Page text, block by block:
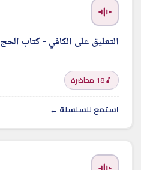
التعليق على الكافي - كتاب الحج
18 محاضرة
استمع للسلسلة ←